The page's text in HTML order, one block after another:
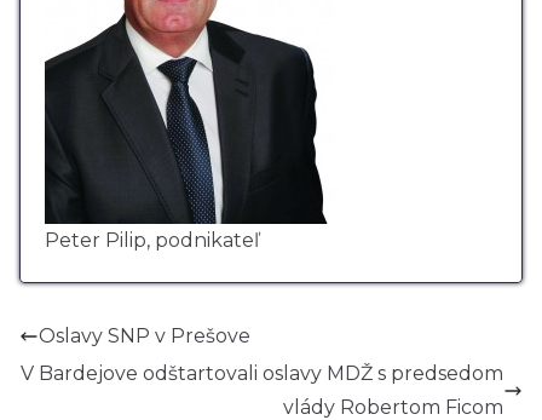
Peter Pilip, podnikateľ
Oslavy SNP v Prešove
V Bardejove odštartovali oslavy MDŽ s predsedom
vlády Robertom Ficom